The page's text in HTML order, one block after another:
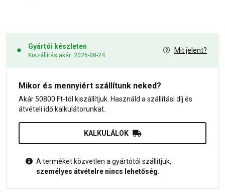
Gyártói készleten
Kiszállítás akár: 2026-08-24
Mit jelent?
Mikor és mennyiért szállítunk neked?
Akár 50800 Ft-tól kiszállítjuk. Használd a szállítási díj és
átvételi idő kalkulátorunkat.
KALKULÁLOK
A terméket közvetlen a gyártótól szállítjuk,
személyes átvételre nincs lehetőség.